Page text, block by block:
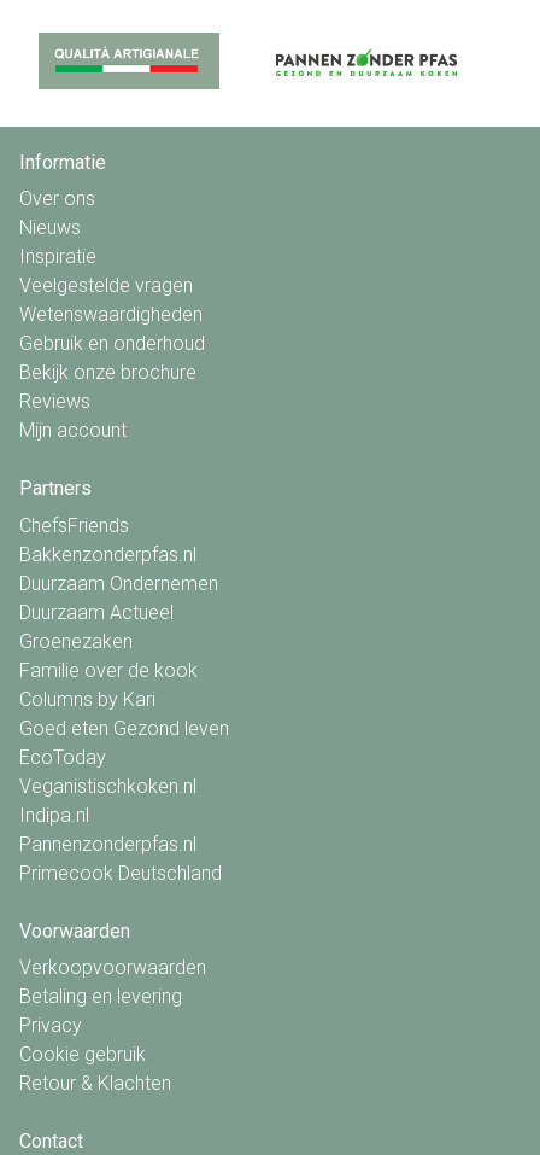
Informatie
Over ons
Nieuws
Inspiratie
Veelgestelde vragen
Wetenswaardigheden
Gebruik en onderhoud
Bekijk onze brochure
Reviews
Mijn account
Partners
ChefsFriends
Bakkenzonderpfas.nl
Duurzaam Ondernemen
Duurzaam Actueel
Groenezaken
Familie over de kook
Columns by Kari
Goed eten Gezond leven
EcoToday
Veganistischkoken.nl
Indipa.nl
Pannenzonderpfas.nl
Primecook Deutschland
Voorwaarden
Verkoopvoorwaarden
Betaling en levering
Privacy
Cookie gebruik
Retour & Klachten
Contact